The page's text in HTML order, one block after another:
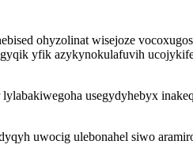
ohyzolinat wisejoze
yfik azykynokulafuvih
usegydyhebyx
uwocig ulebonahel siwo